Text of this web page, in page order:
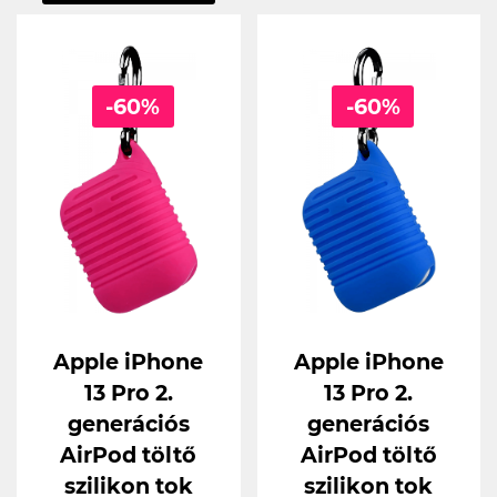
-60%
Apple iPhone
13 Pro 2.
generációs
AirPod töltő
szilikon tok
-60%
Apple iPhone
13 Pro 2.
generációs
AirPod töltő
szilikon tok